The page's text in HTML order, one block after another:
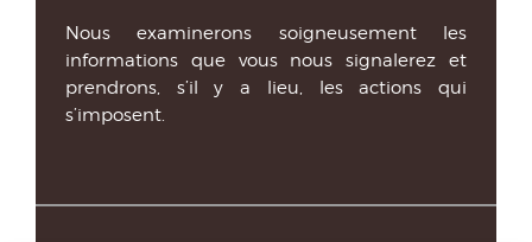
Nous examinerons soigneusement les
informations que vous nous signalerez et
prendrons, s’il y a lieu, les actions qui
s’imposent.